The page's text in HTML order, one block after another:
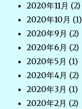
2020年11月 (2)
2020年10月 (1)
2020年9月 (2)
2020年6月 (2)
2020年5月 (1)
2020年4月 (2)
2020年3月 (1)
2020年2月 (2)